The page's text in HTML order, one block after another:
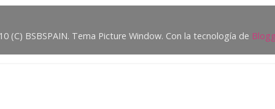
(C) BSBSPAIN. Tema Picture Window. Con la tecnología de